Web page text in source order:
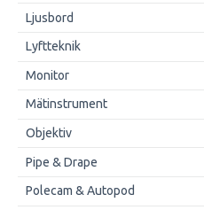
Ljusbord
Lyftteknik
Monitor
Mätinstrument
Objektiv
Pipe & Drape
Polecam & Autopod